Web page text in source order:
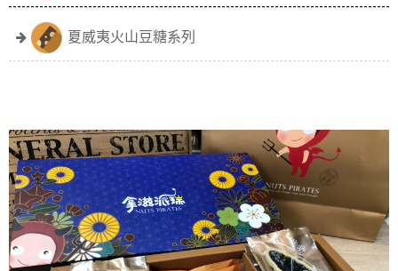
夏威夷火山豆糖系列